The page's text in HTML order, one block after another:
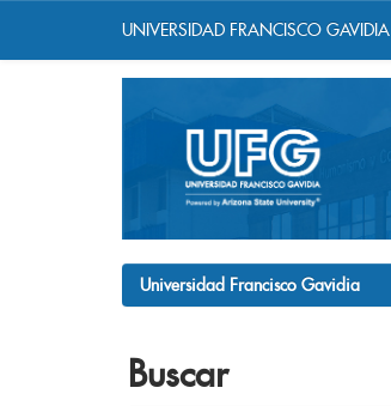
UNIVERSIDAD FRANCISCO GAVIDIA
Universidad Francisco Gavidia
Buscar